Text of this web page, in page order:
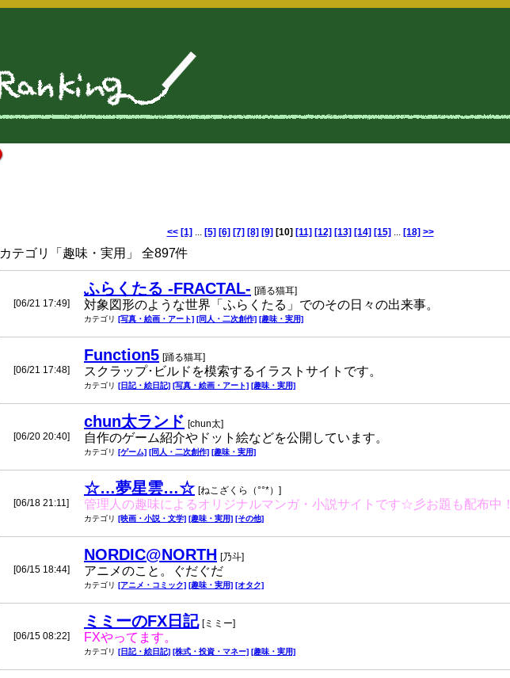
<< [1] ... [5] [6] [7] [8] [9] [10] [11] [12] [13] [14] [15] ... [18] >>
カテゴリ「趣味・実用」 全897件
[06/21 17:49]
ふらくたる -FRACTAL- [踊る猫耳]
対象図形のような世界「ふらくたる」でのその日々の出来事。
カテゴリ [写真・絵画・アート] [同人・二次創作] [趣味・実用]
[06/21 17:48]
Function5 [踊る猫耳]
スクラップ･ビルドを模索するイラストサイトです。
カテゴリ [日記・絵日記] [写真・絵画・アート] [趣味・実用]
[06/20 20:40]
chun太ランド [chun太]
自作のゲーム紹介やドット絵などを公開しています。
カテゴリ [ゲーム] [同人・二次創作] [趣味・実用]
[06/18 21:11]
☆…夢星雲…☆ [ねこざくら（°°*）]
管理人の趣味によるオリジナルマンガ・小説サイトです☆彡お題も配布中！
カテゴリ [映画・小説・文学] [趣味・実用] [その他]
[06/15 18:44]
NORDIC@NORTH [乃斗]
アニメのこと。ぐだぐだ
カテゴリ [アニメ・コミック] [趣味・実用] [オタク]
[06/15 08:22]
ミミーのFX日記 [ミミー]
FXやってます。
カテゴリ [日記・絵日記] [株式・投資・マネー] [趣味・実用]